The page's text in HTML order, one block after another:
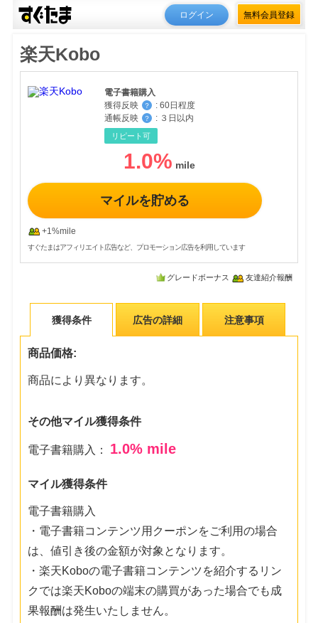
ログイン 無料会員登録
楽天Kobo
電子書籍購入
獲得反映
？ : 60日程度
通帳反映
？ : ３日以内
リピート可
1.0%
マイルを貯める
+1%mile
すぐたまはアフィリエイト広告など、プロモーション広告を利用しています
グレードボーナス 友達紹介報酬
獲得条件 広告の詳細 注意事項
商品価格:
商品により異なります。
その他マイル獲得条件
電子書籍購入： 1.0% mile
マイル獲得条件
電子書籍購入
・電子書籍コンテンツ用クーポンをご利用の場合
は、値引き後の金額が対象となります。
・楽天Koboの電子書籍コンテンツを紹介するリン
クでは楽天Koboの端末の購買があった場合でも成
果報酬は発生いたしません。